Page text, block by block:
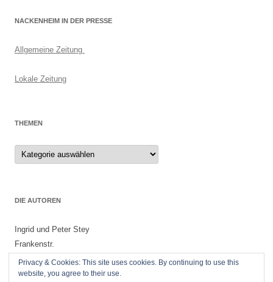
NACKENHEIM IN DER PRESSE
Allgemeine Zeitung
Lokale Zeitung
THEMEN
Themen
DIE AUTOREN
Ingrid und Peter Stey
Frankenstr.
55299 Nackenheim
Privacy & Cookies: This site uses cookies. By continuing to use this
website, you agree to their use.